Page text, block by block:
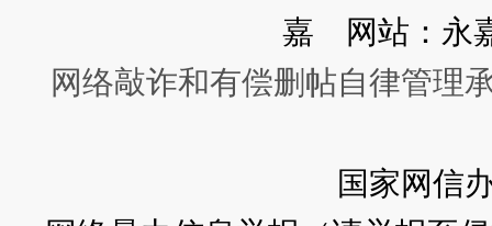
嘉 网站：永
网络敲诈和有偿删帖自律管理
国家网信